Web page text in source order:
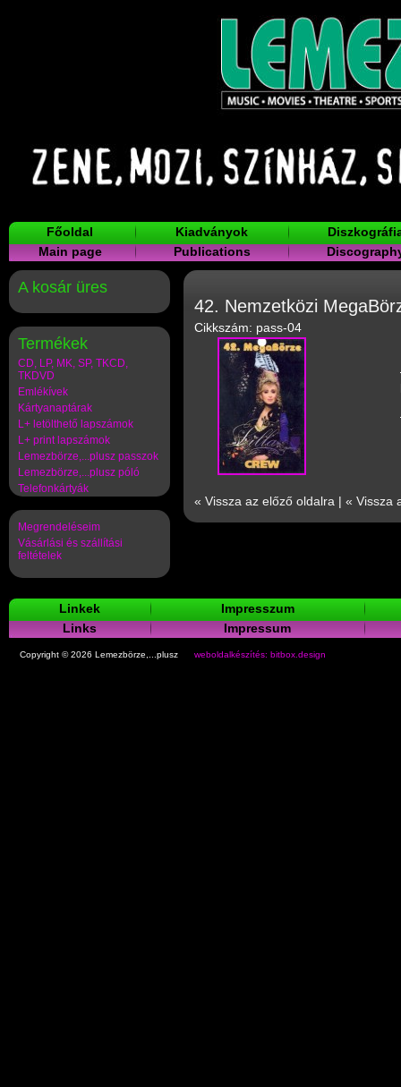
Főoldal Kiadványok
Main page
Publications
A kosár üres
Termékek
CD, LP, MK, SP, TKCD,
TKDVD
Emlékívek
Kártyanaptárak
L+ letölthető lapszámok
L+ print lapszámok
Lemezbörze,...plusz passzok
Lemezbörze,...plusz póló
Telefonkártyák
Megrendeléseim
Vásárlási és szállítási
feltételek
42. Nemzetközi
Cikkszám: pass-04
« Vissza az előző oldalra | « Vissza
Linkek
Impresszum
Links
Impressum
Copyright © 2026 Lemezbörze,...plusz weboldalkészítés: bitbox.design